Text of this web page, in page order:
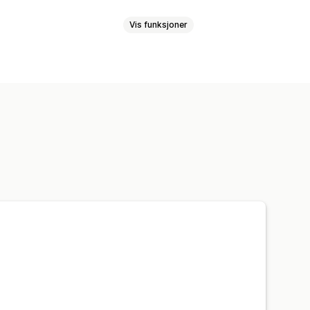
Vis funksjoner